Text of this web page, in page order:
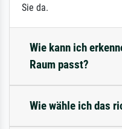
Sie da.
Wie kann ich
Raum passt?
Wie wähle ich das